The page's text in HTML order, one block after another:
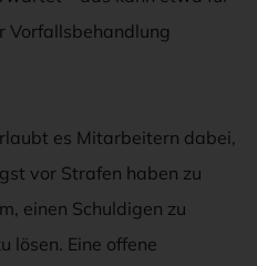
Vorfallsbehandlung
es Mitarbeitern dabei,
vor Strafen haben zu
einen Schuldigen zu
lösen. Eine offene